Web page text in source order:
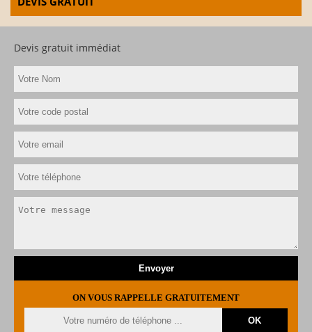
Devis gratuit immédiat
ON VOUS RAPPELLE GRATUITEMENT